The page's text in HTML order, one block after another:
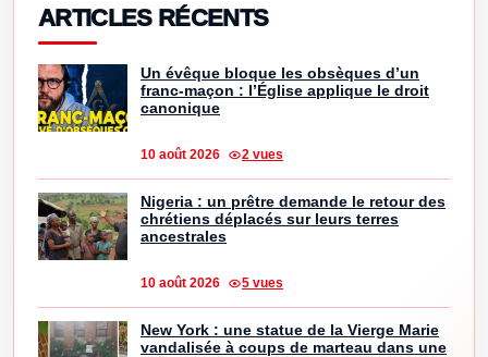
ARTICLES RÉCENTS
Un évêque bloque les obsèques d’un
franc-maçon : l’Église applique le droit
canonique
10 août 2026 2 vues
Nigeria : un prêtre demande le retour des
chrétiens déplacés sur leurs terres
ancestrales
10 août 2026 5 vues
New York : une statue de la Vierge Marie
vandalisée à coups de marteau dans une